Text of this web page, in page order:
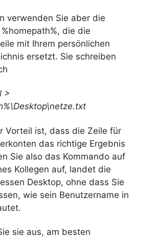
verwenden Sie aber die
die die
mit Ihrem persönlichen
ersetzt. Sie schreiben
>
Vorteil ist, dass die Zeile für
das richtige Ergebnis
Sie also das Kommando auf
Kollegen auf, landet die
Desktop, ohne dass Sie
wie sein Benutzername in
sie aus, am besten